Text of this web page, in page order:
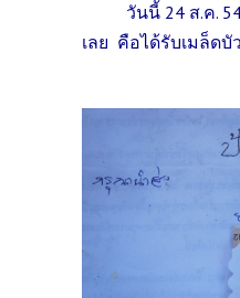
วันนี้ 24 ส.ค.
เลย คือได้รับเมล็ด